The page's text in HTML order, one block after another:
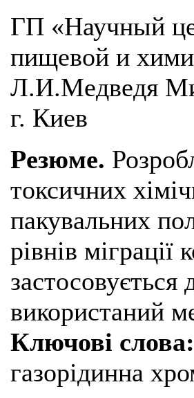
ГП «Научный
пищевой и
Л.И.Медведя
г. Киев
Резюме.
токсичних
пакувальних
рівнів
використаний
Ключові слова:
газорідинна